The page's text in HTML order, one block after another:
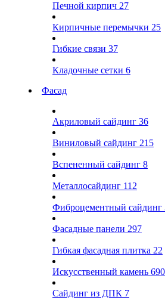
Печной кирпич 27
Кирпичные перемычки 25
Гибкие связи 37
Кладочные сетки 6
Фасад
Акриловый сайдинг 36
Виниловый сайдинг 215
Вспененный сайдинг 8
Металлосайдинг 112
Фиброцементный сайдинг
Фасадные панели 297
Гибкая фасадная плитка 22
Искусственный камень 690
Сайдинг из ДПК 7